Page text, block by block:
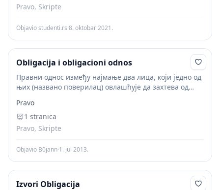
Pravo, Skripte
Objavio studenti.rs·8. oktobar 2021.
Obligacija i obligacioni odnos
Правни однос између најмање два лица, који једно од
њих (названо поверилац) овлашћује да захтева од
уздржи од нечега што би...
Pravo
1 stranica
Pravo, Skripte
Objavio B0jann·1. jul 2013.
Izvori Obligacija